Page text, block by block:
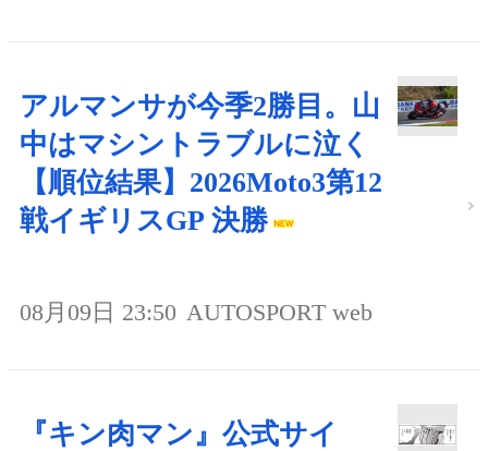
アルマンサが今季2勝目。山
中はマシントラブルに泣く
【順位結果】2026Moto3第12
戦イギリスGP 決勝
08月09日 23:50 AUTOSPORT web
『キン肉マン』公式サイ